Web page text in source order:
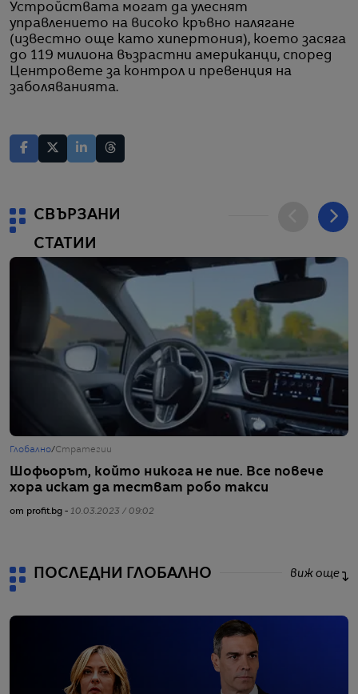
Устройствата могат да улеснят
управлението на високо кръвно налягане
(известно още като хипертония), което засяга
до 119 милиона възрастни американци, според
Центровете за контрол и превенция на
заболяванията.
СВЪРЗАНИ
СТАТИИ
Глобално/Стратегии
Шофьорът, който никога не пие. Все повече
хора искат да тестват робо такси
от profit.bg - 10.03.2023 / 09:02
ПОСЛЕДНИ ГЛОБАЛНО виж още